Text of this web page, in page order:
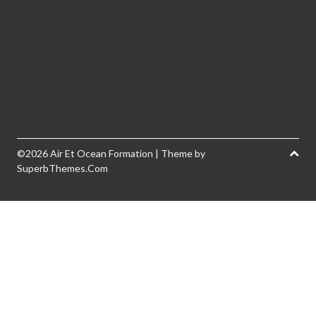
©2026 Air Et Ocean Formation | Theme by
SuperbThemes.Com